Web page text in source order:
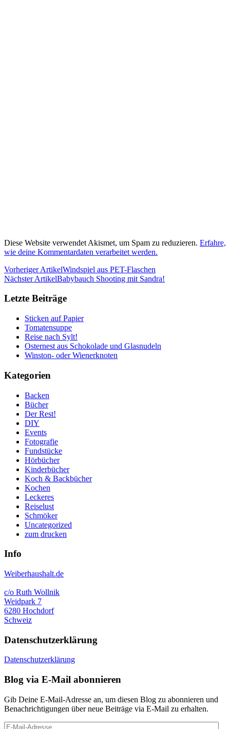
Diese Website verwendet Akismet, um Spam zu reduzieren. Erfahre,
wie deine Kommentardaten verarbeitet werden.
Vorheriger ArtikelWindspiel aus PET-Flaschen
Nächster ArtikelBabybauch Shooting mit Sandra!
Letzte Beiträge
Sticken auf Papier
Tomatensuppe
Reise nach Sylt!
Osternest aus Schokolade und Glasnudeln
Winston- oder Wienerknoten
Kategorien
Backen
Bücher
Der Rest!
DIY
Events
Fotografie
Fundstücke
Hörbücher
Kinderbücher
Koch & Backbücher
Kochen
Leckeres
Reiselust
Schmöker
Uncategorized
zum drucken
Info
Weiberhaushalt.de
c/o Ruth Wollnik
Weidpark 7
6280 Hochdorf
Schweiz
Datenschutzerklärung
Datenschutzerklärung
Blog via E-Mail abonnieren
Gib Deine E-Mail-Adresse an, um diesen Blog zu abonnieren und
Benachrichtigungen über neue Beiträge via E-Mail zu erhalten.
E-